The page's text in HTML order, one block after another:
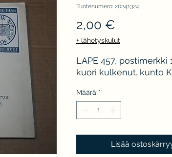
Tuotenumero: 20241324
2,00 €
+ lähetyskulut
LAPE 457, postimerkki
kuori kulkenut. kunto
Määrä *
Lisää